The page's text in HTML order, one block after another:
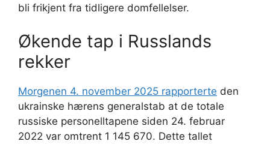
bli frikjent fra tidligere domfellelser.
Økende tap i Russlands
rekker
Morgenen 4. november 2025 rapporterte den
ukrainske hærens generalstab at de totale
russiske personelltapene siden 24. februar
2022 var omtrent 1 145 670. Dette tallet